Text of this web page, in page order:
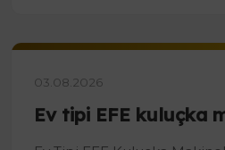
03.08.2026
Ev tipi EFE kuluçka